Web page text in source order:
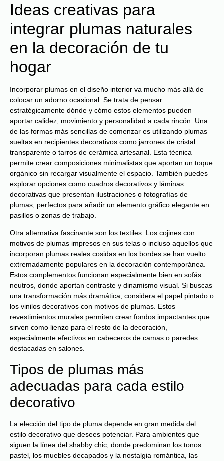
Ideas creativas para
integrar plumas naturales
en la decoración de tu
hogar
Incorporar plumas en el diseño interior va mucho más allá de
colocar un adorno ocasional. Se trata de pensar
estratégicamente dónde y cómo estos elementos pueden
aportar calidez, movimiento y personalidad a cada rincón. Una
de las formas más sencillas de comenzar es utilizando plumas
sueltas en recipientes decorativos como jarrones de cristal
transparente o tarros de cerámica artesanal. Esta técnica
permite crear composiciones minimalistas que aportan un toque
orgánico sin recargar visualmente el espacio. También puedes
explorar opciones como cuadros decorativos y láminas
decorativas que presentan ilustraciones o fotografías de
plumas, perfectos para añadir un elemento gráfico elegante en
pasillos o zonas de trabajo.
Otra alternativa fascinante son los textiles. Los cojines con
motivos de plumas impresos en sus telas o incluso aquellos que
incorporan plumas reales cosidas en los bordes se han vuelto
extremadamente populares en la decoración contemporánea.
Estos complementos funcionan especialmente bien en sofás
neutros, donde aportan contraste y dinamismo visual. Si buscas
una transformación más dramática, considera el papel pintado o
los vinilos decorativos con motivos de plumas. Estos
revestimientos murales permiten crear fondos impactantes que
sirven como lienzo para el resto de la decoración,
especialmente efectivos en cabeceros de camas o paredes
destacadas en salones.
Tipos de plumas más
adecuadas para cada estilo
decorativo
La elección del tipo de pluma depende en gran medida del
estilo decorativo que desees potenciar. Para ambientes que
siguen la línea del shabby chic, donde predominan los tonos
pastel, los muebles decapados y la nostalgia romántica, las